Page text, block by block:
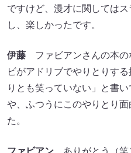
ですけど、漫才に関しては
し、楽しかったです。
伊藤 ファビアンさんの本の
ビがアドリブでやりとりす
りとも笑っていない」と書
や、ふつうにこのやりとり
た。
ファビアン ありがとう（笑